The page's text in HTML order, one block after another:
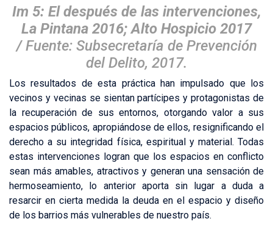
Im 5: El después de las intervenciones,
La Pintana 2016; Alto Hospicio 2017
/Fuente: Subsecretaría de Prevención
del Delito, 2017.
Los resultados de esta práctica han impulsado que los
vecinos y vecinas se sientan partícipes y protagonistas de
la recuperación de sus entornos, otorgando valor a sus
espacios públicos, apropiándose de ellos, resignificando el
derecho a su integridad física, espiritual y material. Todas
estas intervenciones logran que los espacios en conflicto
sean más amables, atractivos y generan una sensación de
hermoseamiento, lo anterior aporta sin lugar a duda a
resarcir en cierta medida la deuda en el espacio y diseño
de los barrios más vulnerables de nuestro país.